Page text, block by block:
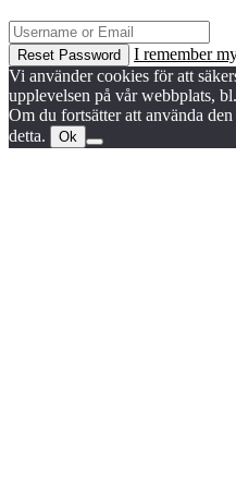
Reset Password
I remember
Vi använder cookies för att
upplevelsen på vår webbplats,
Om du fortsätter att använda
detta.
Ok